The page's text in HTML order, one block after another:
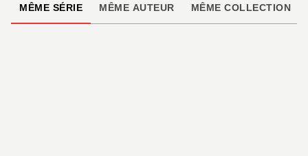
MÊME SÉRIE MÊME AUTEUR MÊME COLLECTION